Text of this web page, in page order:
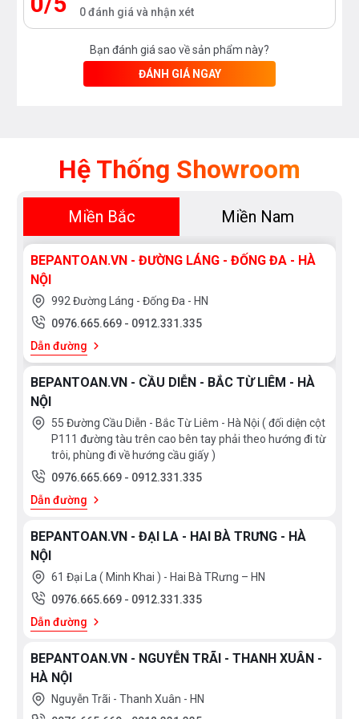
0 đánh giá và nhận xét
Bạn đánh giá sao về sản phẩm này?
ĐÁNH GIÁ NGAY
Hệ Thống Showroom
Miền Bắc Miền Nam
BEPANTOAN.VN - ĐƯỜNG LÁNG - ĐỐNG ĐA - HÀ
NỘI
992 Đường Láng - Đống Đa - HN
0976.665.669 - 0912.331.335
Dẫn đường
BEPANTOAN.VN - CẦU DIỄN - BẮC TỪ LIÊM - HÀ
NỘI
55 Đường Cầu Diễn - Bắc Từ Liêm - Hà Nội ( đối diện cột
P111 đường tàu trên cao bên tay phải theo hướng đi từ
trôi, phùng đi về hướng cầu giấy )
0976.665.669 - 0912.331.335
Dẫn đường
BEPANTOAN.VN - ĐẠI LA - HAI BÀ TRƯNG - HÀ
NỘI
61 Đại La ( Minh Khai ) - Hai Bà TRưng – HN
0976.665.669 - 0912.331.335
Dẫn đường
BEPANTOAN.VN - NGUYỄN TRÃI - THANH XUÂN -
HÀ NỘI
Nguyễn Trãi - Thanh Xuân - HN